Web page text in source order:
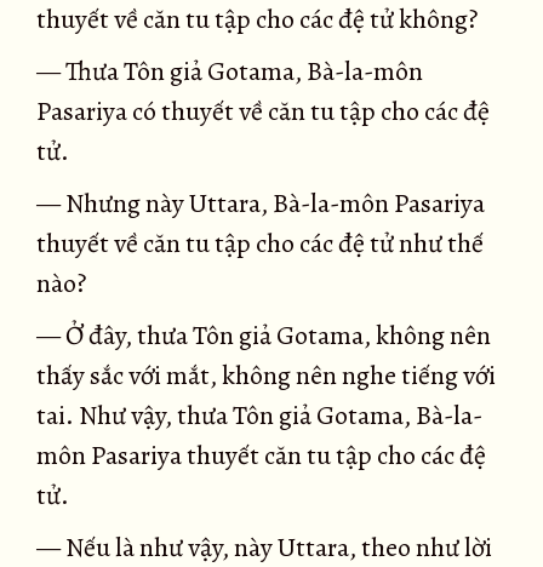
thuyết về căn tu tập cho các đệ tử không?
— Thưa Tôn giả Gotama, Bà-la-môn
Pasariya có thuyết về căn tu tập cho các đệ
tử.
— Nhưng này Uttara, Bà-la-môn Pasariya
thuyết về căn tu tập cho các đệ tử như thế
nào?
— Ở đây, thưa Tôn giả Gotama, không nên
thấy sắc với mắt, không nên nghe tiếng với
tai. Như vậy, thưa Tôn giả Gotama, Bà-la-
môn Pasariya thuyết căn tu tập cho các đệ
tử.
— Nếu là như vậy, này Uttara, theo như lời